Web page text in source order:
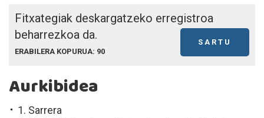
Fitxategiak deskargatzeko erregistroa
beharrezkoa da.
SARTU
ERABILERA KOPURUA: 90
Aurkibidea
1. Sarrera